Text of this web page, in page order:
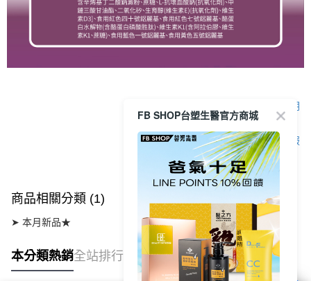
顯示電腦版詳細說明
客服
商品相關分類 (1)
➤ 本月新品★
本分類熱銷全站排行
FB SHOP台塑生醫官方商城